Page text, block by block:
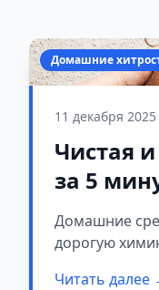
Домашние
11 декабря 2025
Чистая
за 5
Домашние
дорогую
Читать далее